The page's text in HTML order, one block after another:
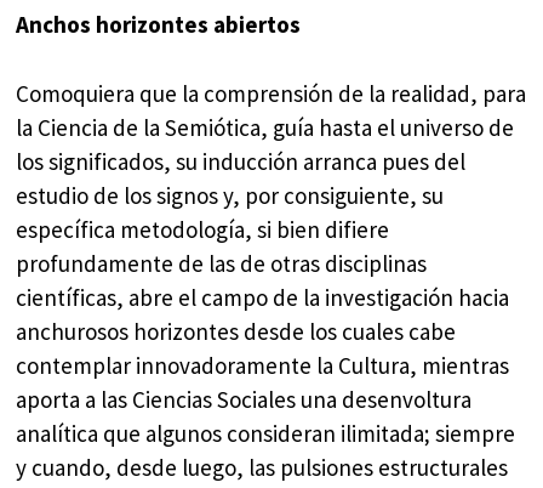
Anchos horizontes abiertos
Comoquiera que la comprensión de la realidad, para
la Ciencia de la Semiótica, guía hasta el universo de
los significados, su inducción arranca pues del
estudio de los signos y, por consiguiente, su
específica metodología, si bien difiere
profundamente de las de otras disciplinas
científicas, abre el campo de la investigación hacia
anchurosos horizontes desde los cuales cabe
contemplar innovadoramente la Cultura, mientras
aporta a las Ciencias Sociales una desenvoltura
analítica que algunos consideran ilimitada; siempre
y cuando, desde luego, las pulsiones estructurales